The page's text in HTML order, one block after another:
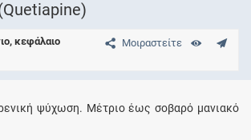
Μοιραστείτε
κεφάλαιο
ψύχωση. Μέτριο έως σοβαρό μανιακό